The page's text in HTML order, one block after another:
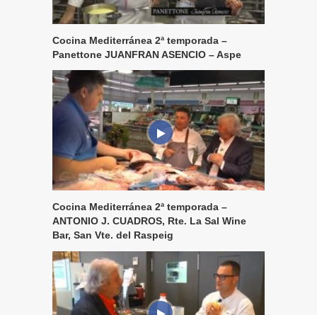
Cocina Mediterránea 2ª temporada –
Panettone JUANFRAN ASENCIO – Aspe
Cocina Mediterránea 2ª temporada –
ANTONIO J. CUADROS, Rte. La Sal Wine
Bar, San Vte. del Raspeig